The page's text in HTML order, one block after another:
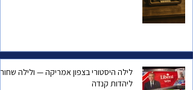
לילה היסטורי בצפון אמריקה — ולילה שחור
ליהדות קנדה